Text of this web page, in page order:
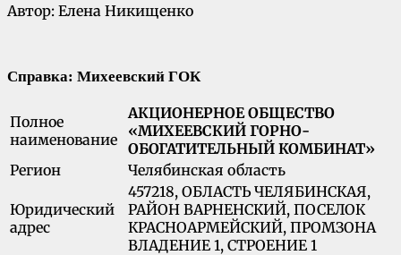
Автор: Елена Никищенко
Справка: Михеевский ГОК
Полное
наименование
АКЦИОНЕРНОЕ ОБЩЕСТВО
«МИХЕЕВСКИЙ ГОРНО-
ОБОГАТИТЕЛЬНЫЙ КОМБИНАТ»
Регион
Челябинская область
Юридический
адрес
457218, ОБЛАСТЬ ЧЕЛЯБИНСКАЯ,
РАЙОН ВАРНЕНСКИЙ, ПОСЕЛОК
КРАСНОАРМЕЙСКИЙ, ПРОМЗОНА
ВЛАДЕНИЕ 1, СТРОЕНИЕ 1